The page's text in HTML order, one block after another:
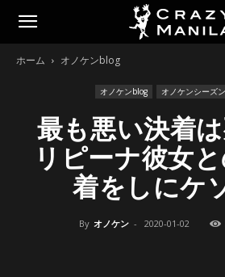
ホーム オノケンblog
オノケンblog オノケンシーズ
最も悪い決着
リピーナ彼女
着をしにケ
By オノケン - 2020-01-02